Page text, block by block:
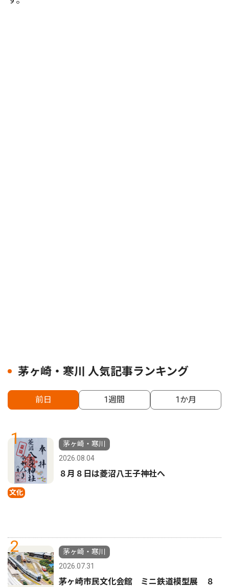
茅ヶ崎・寒川 人気記事ランキング
前日 1週間 1か月
1
文化
茅ヶ崎・寒川
2026.08.04
８月８日は菱沼八王子神社へ
2
茅ヶ崎・寒川
2026.07.31
茅ヶ崎市民文化会館 ミニ鉄道模型展 ８